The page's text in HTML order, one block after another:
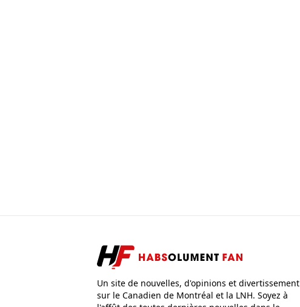
Un site de nouvelles, d'opinions et divertissement
sur le Canadien de Montréal et la LNH. Soyez à